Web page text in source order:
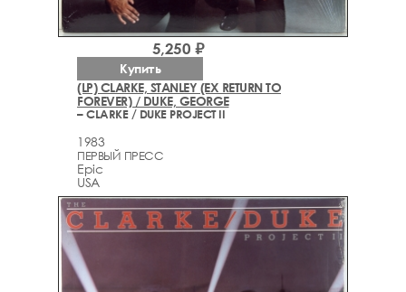
(LP) CLARKE, STANLEY (EX RETURN TO
FOREVER) / DUKE, GEORGE
– CLARKE / DUKE PROJECT II
1983
ПЕРВЫЙ ПРЕСС
Epic
USA
5,250 ₽
Купить